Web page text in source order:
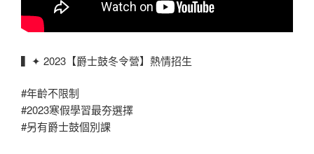
▍✦ 2023【爵士鼓冬令營】熱情招生
#年齡不限制
#2023寒假學習最夯選擇
#另有爵士鼓個別課